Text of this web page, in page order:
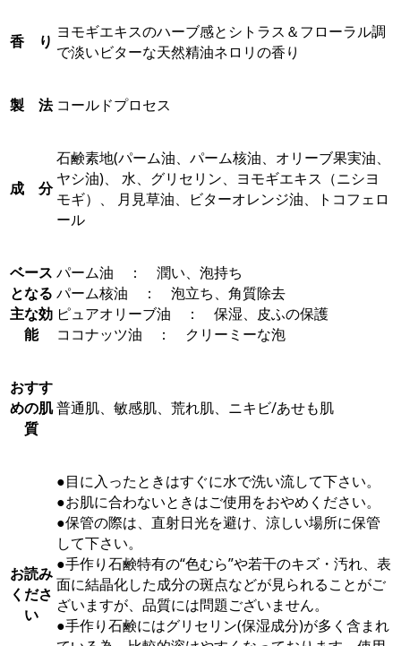
香 り ヨモギエキスのハーブ感とシトラス＆フローラル調
で淡いビターな天然精油ネロリの香り
製 法 コールドプロセス
成 分
石鹸素地(パーム油、パーム核油、オリーブ果実油、
ヤシ油)、 水、グリセリン、ヨモギエキス（ニシヨ
モギ）、 月見草油、ビターオレンジ油、トコフェロ
ール
ベース
となる
主な効
能
パーム油 ： 潤い、泡持ち
パーム核油 ： 泡立ち、角質除去
ピュアオリーブ油 ： 保湿、皮ふの保護
ココナッツ油 ： クリーミーな泡
おすす
めの肌
質
普通肌、敏感肌、荒れ肌、ニキビ/あせも肌
お読み
くださ
い
●目に入ったときはすぐに水で洗い流して下さい。
●お肌に合わないときはご使用をおやめください。
●保管の際は、直射日光を避け、涼しい場所に保管
して下さい。
●手作り石鹸特有の“色むら”や若干のキズ・汚れ、表
面に結晶化した成分の斑点などが見られることがご
ざいますが、品質には問題ございません。
●手作り石鹸にはグリセリン(保湿成分)が多く含まれ